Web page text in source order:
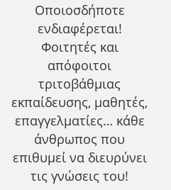
Οποιοσδήποτε
ενδιαφέρεται!
Φοιτητές και
απόφοιτοι
τριτοβάθμιας
εκπαίδευσης, μαθητές,
επαγγελματίες… κάθε
άνθρωπος που
επιθυμεί να διευρύνει
τις γνώσεις του!